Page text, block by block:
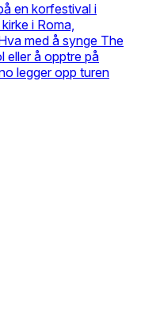
en korfestival i
i Roma,
med å synge The
eller å opptre på
legger opp turen